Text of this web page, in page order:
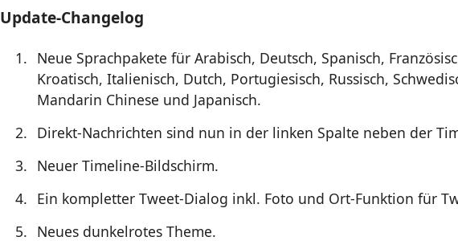
Update-Changelog
Neue Sprachpakete für Arabisch, Deutsch, Spanisch,
Kroatisch, Italienisch, Dutch, Portugiesisch, Russisch,
Mandarin Chinese und Japanisch.
Direkt-Nachrichten sind nun in der linken Spalte neben der
Neuer Timeline-Bildschirm.
Ein kompletter Tweet-Dialog inkl. Foto und Ort-Funktion für
Neues dunkelrotes Theme.